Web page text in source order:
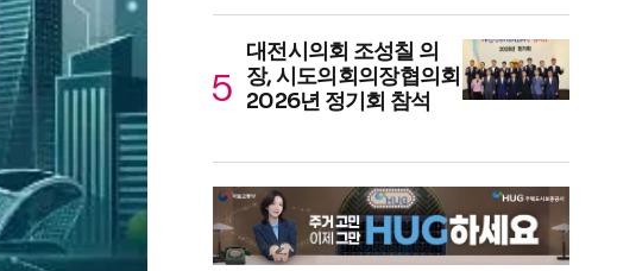
대전시의회 조성칠 의
장, 시도의회의장협의회
2026년 정기회 참석